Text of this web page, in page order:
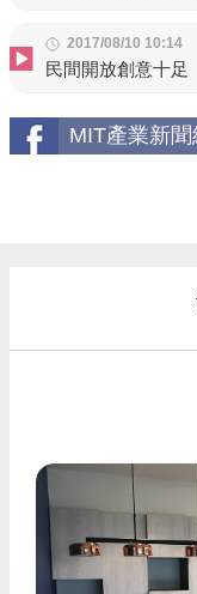
2017/08/10 10:14
民間開放創意十
MIT產業新聞